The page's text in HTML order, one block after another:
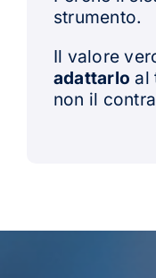
strumento.
Il valore
adattarlo al
non il